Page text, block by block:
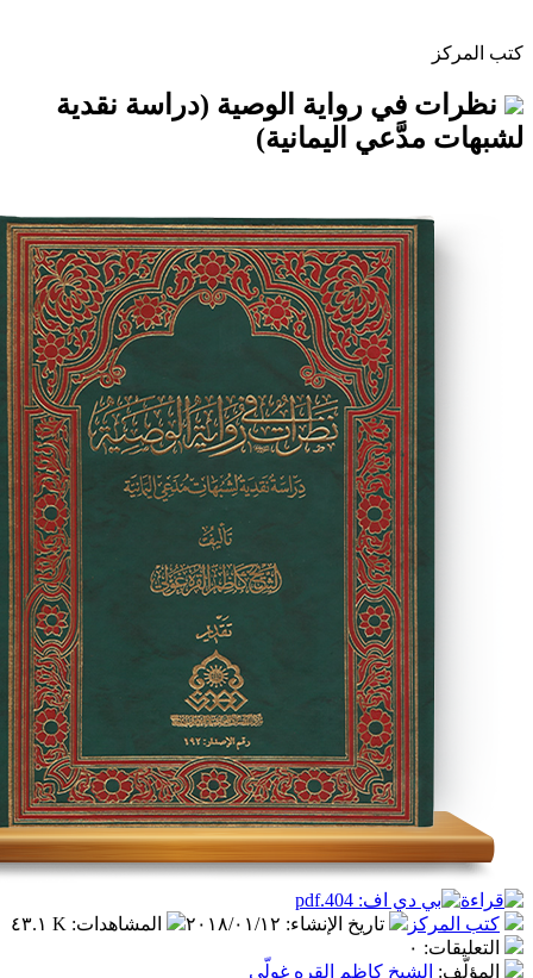
رواية الوصية (دراسة نقدية
اليمانية)
تاريخ الإنشاء:٢٠١٨/٠١/١٢ المشاهدات:٤٣.١ K
٠
كاظم القره غولّي